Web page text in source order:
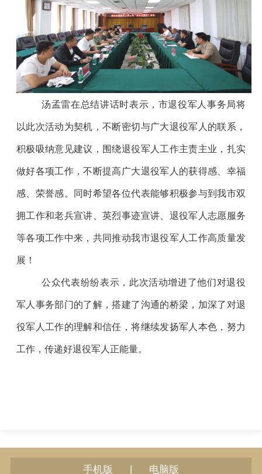
汤孟雷在总结讲话时表示，市退役军人事务局将
以此次活动为契机，不断密切与广大退役军人 的联系，
积极吸纳意见建议，围绕退役军人工作主责主业，扎实
做好各项工作，不断提高 广大退役军人 的获得感、幸福
感、荣誉感。 同时希望各位代表能够积极参与到我市双
拥工作和老兵宣讲、英烈事迹宣讲、退役军人志愿服务
等各项工作中来，共同推动我市退役军人工作高质量发
展！
公众代表纷纷表示 ，此次活动增进了他们对退役
军人事务部门的了解，搭建了沟通的桥梁，加深了对退
役军人工作的理解和信任，将继续发扬军人本色，努力
工作，传递好退役军人正能量。
手机版 | 电脑版